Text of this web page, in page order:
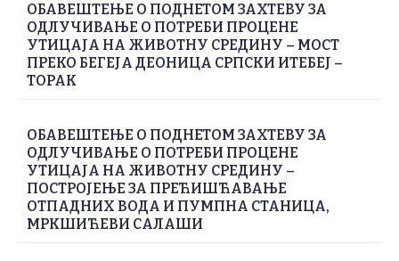
ОБАВЕШТЕЊЕ О ПОДНЕТОМ ЗАХТЕВУ ЗА
ОДЛУЧИВАЊЕ О ПОТРЕБИ ПРОЦЕНЕ
УТИЦАЈА НА ЖИВОТНУ СРЕДИНУ – МОСТ
ПРЕКО БЕГЕЈА ДЕОНИЦА СРПСКИ ИТЕБЕЈ –
ТОРАК
ОБАВЕШТЕЊЕ О ПОДНЕТОМ ЗАХТЕВУ ЗА
ОДЛУЧИВАЊЕ О ПОТРЕБИ ПРОЦЕНЕ
УТИЦАЈА НА ЖИВОТНУ СРЕДИНУ –
ПОСТРОЈЕЊЕ ЗА ПРЕЋИШЋАВАЊЕ
ОТПАДНИХ ВОДА И ПУМПНА СТАНИЦА,
МРКШИЋЕВИ САЛАШИ